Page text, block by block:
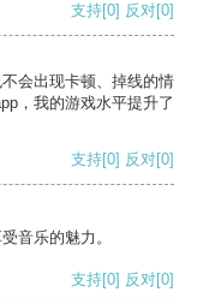
支持[0] 反对[0]
会出现卡顿、掉线的情
，我的游戏水平提升了
支持[0] 反对[0]
音乐的魅力。
支持[0] 反对[0]